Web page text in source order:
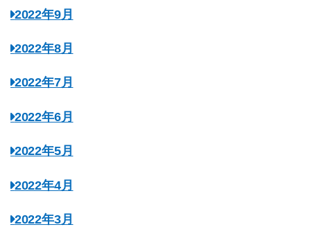
2022年9月
2022年8月
2022年7月
2022年6月
2022年5月
2022年4月
2022年3月